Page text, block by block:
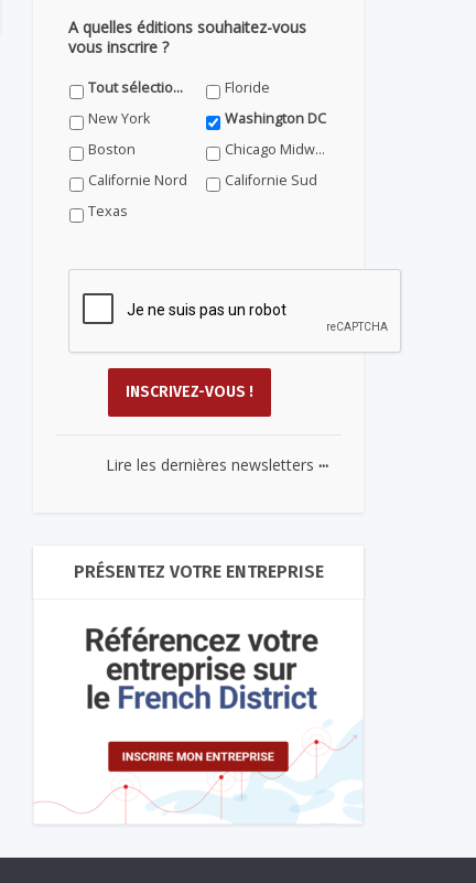
A quelles éditions souhaitez-vous
vous inscrire ?
Tout sélectionner
Floride
New York
Washington DC
Boston
Chicago Midwest
Californie Nord
Californie Sud
Texas
Lire les dernières newsletters ...
PRÉSENTEZ VOTRE ENTREPRISE